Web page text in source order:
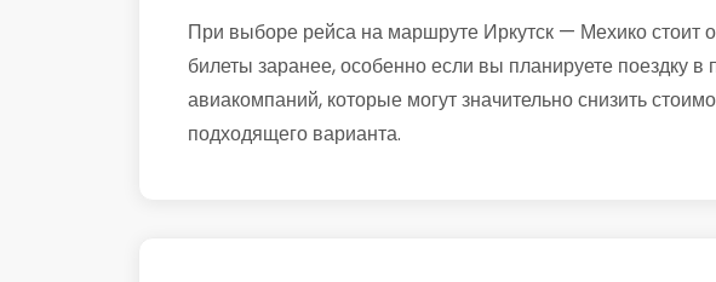
При выборе рейса на маршруте Иркутск — Мехико стоит
билеты заранее, особенно если вы планируете поездку
авиакомпаний, которые могут значительно снизить
подходящего варианта.